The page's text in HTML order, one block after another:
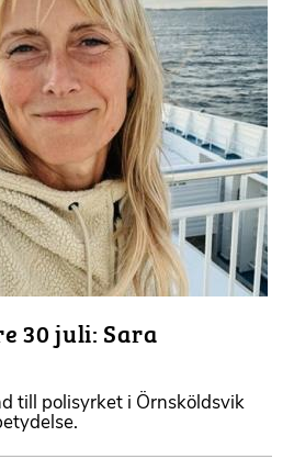
30 juli: Sara
till polisyrket i Örnsköldsvik